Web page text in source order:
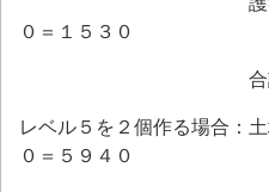
０＝１５３０
合計＝５
レベル５を２個作る場合：
０＝５９４０